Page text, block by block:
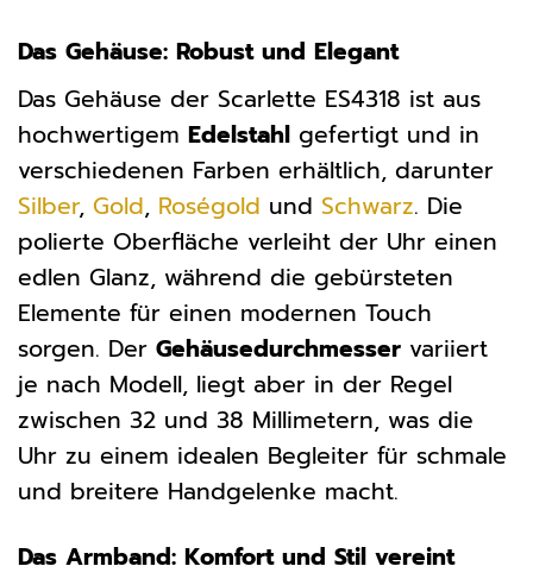
Das Gehäuse: Robust und Elegant
Das Gehäuse der Scarlette ES4318 ist aus
hochwertigem Edelstahl gefertigt und in
verschiedenen Farben erhältlich, darunter
Silber, Gold, Roségold und Schwarz. Die
polierte Oberfläche verleiht der Uhr einen
edlen Glanz, während die gebürsteten
Elemente für einen modernen Touch
sorgen. Der Gehäusedurchmesser variiert
je nach Modell, liegt aber in der Regel
zwischen 32 und 38 Millimetern, was die
Uhr zu einem idealen Begleiter für schmale
und breitere Handgelenke macht.
Das Armband: Komfort und Stil vereint